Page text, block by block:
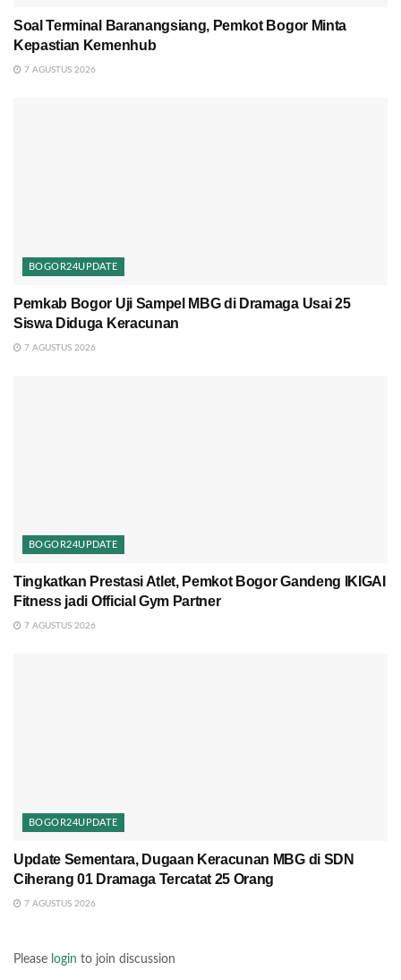
Soal Terminal Baranangsiang, Pemkot Bogor Minta
Kepastian Kemenhub
7 AGUSTUS 2026
BOGOR24UPDATE
Pemkab Bogor Uji Sampel MBG di Dramaga Usai 25
Siswa Diduga Keracunan
7 AGUSTUS 2026
BOGOR24UPDATE
Tingkatkan Prestasi Atlet, Pemkot Bogor Gandeng IKIGAI
Fitness jadi Official Gym Partner
7 AGUSTUS 2026
BOGOR24UPDATE
Update Sementara, Dugaan Keracunan MBG di SDN
Ciherang 01 Dramaga Tercatat 25 Orang
7 AGUSTUS 2026
Please login to join discussion